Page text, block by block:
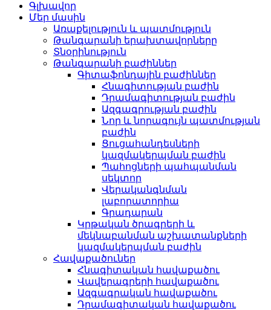
Գլխավոր
Մեր մասին
Առաքելություն և պատմություն
Թանգարանի երախտավորները
Տնօրինություն
Թանգարանի բաժիններ
Գիտաֆոնդային բաժիններ
Հնագիտության բաժին
Դրամագիտության բաժին
Ազգագրության բաժին
Նոր և նորագույն պատմության
բաժին
Ցուցահանդեսների
կազմակերպման բաժին
Պահոցների պահպանման
սեկտոր
Վերականգնման
լաբորատորիա
Գրադարան
Կրթական ծրագրերի և
մեկնաբանման աշխատանքների
կազմակերպման բաժին
Հավաքածուներ
Հնագիտական հավաքածու
Վավերագրերի հավաքածու
Ազգագրական հավաքածու
Դրամագիտական հավաքածու